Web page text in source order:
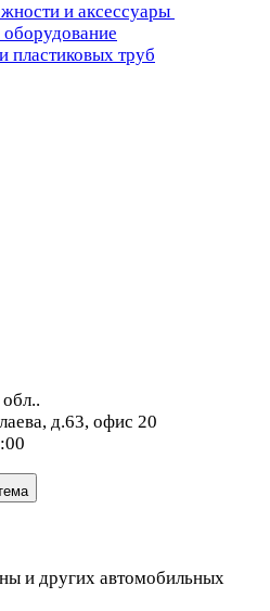
и аксессуары
пластиковых труб
д.63, офис 20
и других автомобильных